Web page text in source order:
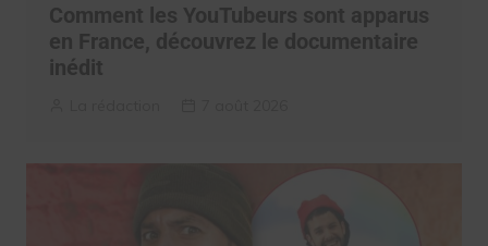
Comment les YouTubeurs sont apparus
en France, découvrez le documentaire
inédit